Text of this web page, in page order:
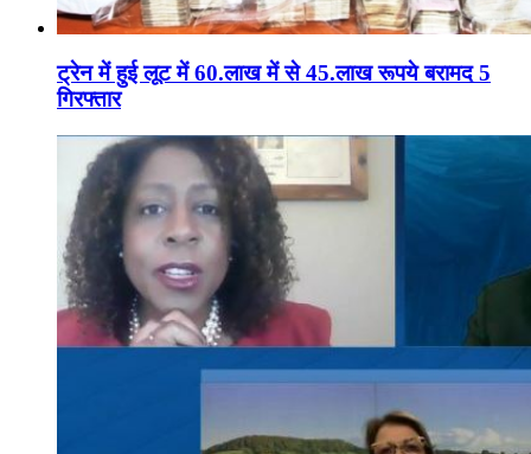
ट्रेन में हुई लूट में 60.लाख में से 45.लाख रूपये बरामद 5
गिरफ्तार